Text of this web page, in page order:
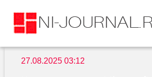
27.08.2025 03:12